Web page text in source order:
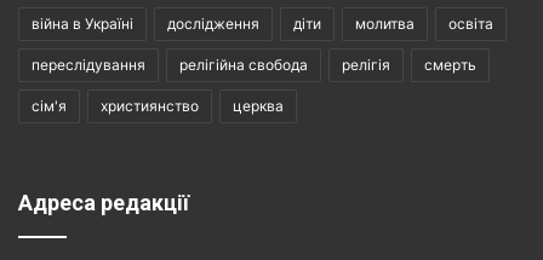
війна в Україні дослідження діти молитва освіта
переслідування релігійна свобода релігія смерть
сім'я християнство церква
Адреса редакції